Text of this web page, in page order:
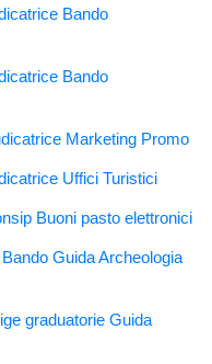
Bando
Bando
Marketing Promo
Uffici Turistici
Buoni pasto elettronici
Guida Archeologia
graduatorie Guida